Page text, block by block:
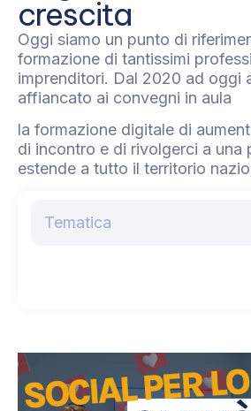
crescita
Oggi siamo un punto di
formazione di tantissimi
imprenditori. Dal 2020 ad oggi
affiancato ai convegni in aula
la formazione digitale di
di incontro e di rivolgerci a una
estende a tutto il territorio
Tematica